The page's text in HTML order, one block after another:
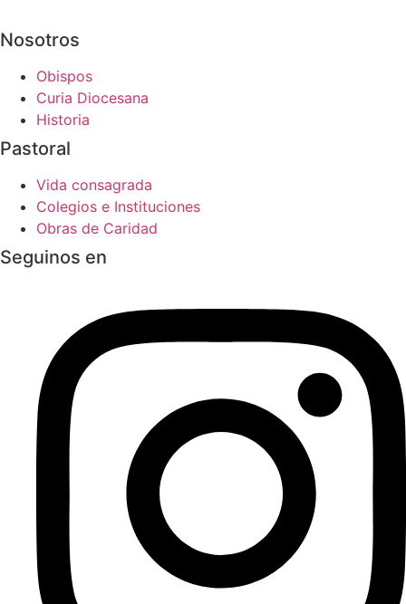
Nosotros
Obispos
Curia Diocesana
Historia
Pastoral
Vida consagrada
Colegios e Instituciones
Obras de Caridad
Seguinos en